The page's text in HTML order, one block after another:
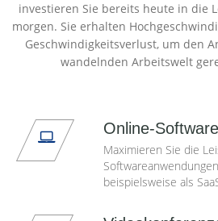
investieren Sie bereits heute in die
morgen. Sie erhalten
Geschwindigkeitsverlust, um den
wandelnden Arbeitswelt
Online-
Maximieren Sie die
beispielsweise als